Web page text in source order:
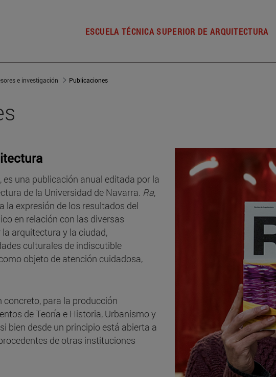
ESCUELA TÉCNICA SUPERIOR DE ARQUITECTURA
e investigación Publicaciones
, es una publicación anual editada por la
de la Universidad de Navarra. Ra,
la expresión de los resultados del
en relación con las diversas
arquitectura y la ciudad,
culturales de indiscutible
objeto de atención cuidadosa,
concreto, para la producción
de Teoría e Historia, Urbanismo y
bien desde un principio está abierta a
de otras instituciones